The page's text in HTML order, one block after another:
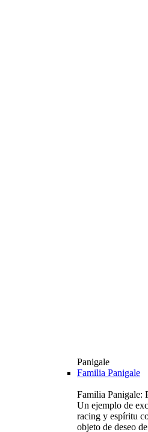
Panigale
Familia Panigale
Familia Panigale:
Un ejemplo de
racing y espíritu
objeto de deseo